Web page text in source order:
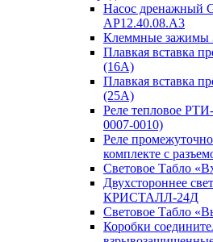
Насос дренажный
АP12.40.08.A3
Клеммные зажимы
Плавкая вставка
(16А)
Плавкая вставка
(25А)
Реле тепловое
0007-0010)
Реле
комплекте с
Световое Табло
Двухстороннее
КРИСТАЛЛ-24Д
Световое Табло
Коробки